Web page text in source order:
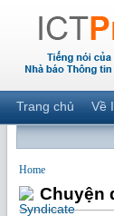
Trang chủ Về
Home
Chuyện